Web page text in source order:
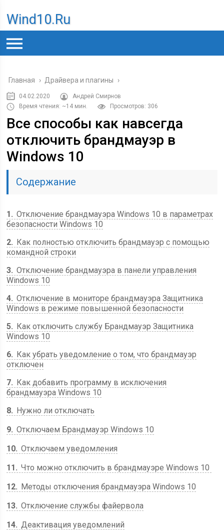
Wind10.ru
Главная › Драйвера и плагины ›
04.02.2020
Андрей Смирнов
Время чтения: ~14 мин.
Просмотров: 306
Все способы как навсегда
отключить брандмауэр в
Windows 10
Содержание
1
Отключение брандмауэра Windows 10 в параметрах
безопасности Windows 10
2
Как полностью отключить брандмауэр с помощью
командной строки
3 Отключение брандмауэра в панели управления
Windows 10
4 Отключение в мониторе брандмауэра Защитника
Windows в режиме повышенной безопасности
5
Как отключить службу Брандмауэр Защитника
Windows 10
6
Как убрать уведомление о том, что брандмауэр
отключен
7
Как добавить программу в исключения
брандмауэра Windows 10
8
Нужно ли отключать
9 Отключаем Брандмауэр Windows 10
10 Отключаем уведомления
11
Что можно отключить в брандмауэре Windows 10
12
Методы отключения брандмауэра Windows 10
13 Отключение службы файервола
14 Деактивация уведомлений